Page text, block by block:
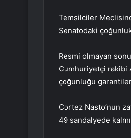
Temsilciler
Senatodaki
Resmi olmayan
Cumhuriyetçi rakibi
çoğunluğu
Cortez Nasto’nun
49 sandalyede